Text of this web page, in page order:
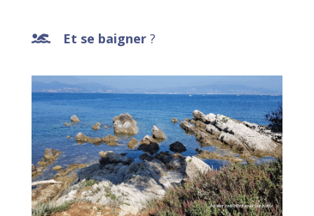
Et se baigner ?